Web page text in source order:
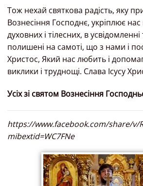
Тож нехай святкова радість, яку
Вознесіння Господнє, укріплює
духовних і тілесних, в
полишені на самоті, що з нами і
Христос, Який нас любить і
виклики і труднощі. Слава Ісусу
Усіх зі святом Вознесіння
https://www.facebook.com/share/v/
mibextid=WC7FNe